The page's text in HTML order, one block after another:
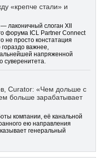
«крепче стали» и
лаконичный слоган XII
форума ICL Partner Connect
не просто констатация
важнее,
напряженной
суверенитета.
Curator: «Чем дольше с
больше зарабатывает
компании, её канальной
ею направления
генеральный